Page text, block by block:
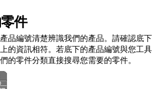
件
品編號清楚辨識我們的產品。請確認底下
的資訊相符。若底下的產品編號與您工具
的零件分類直接搜尋您需要的零件。